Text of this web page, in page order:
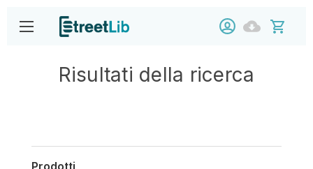
Risultati della ricerca
Prodotti